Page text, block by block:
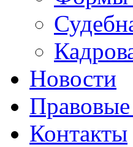
Новости
Контакты